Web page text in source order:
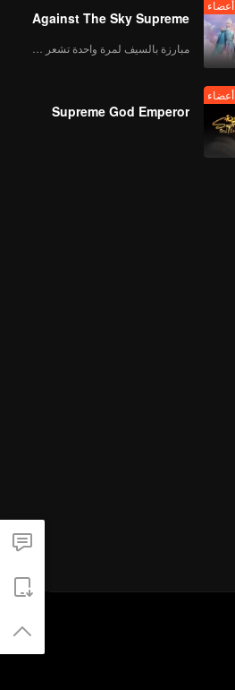
أعضاء
Against The Sky Supreme
أعضاء
Supreme God Emperor